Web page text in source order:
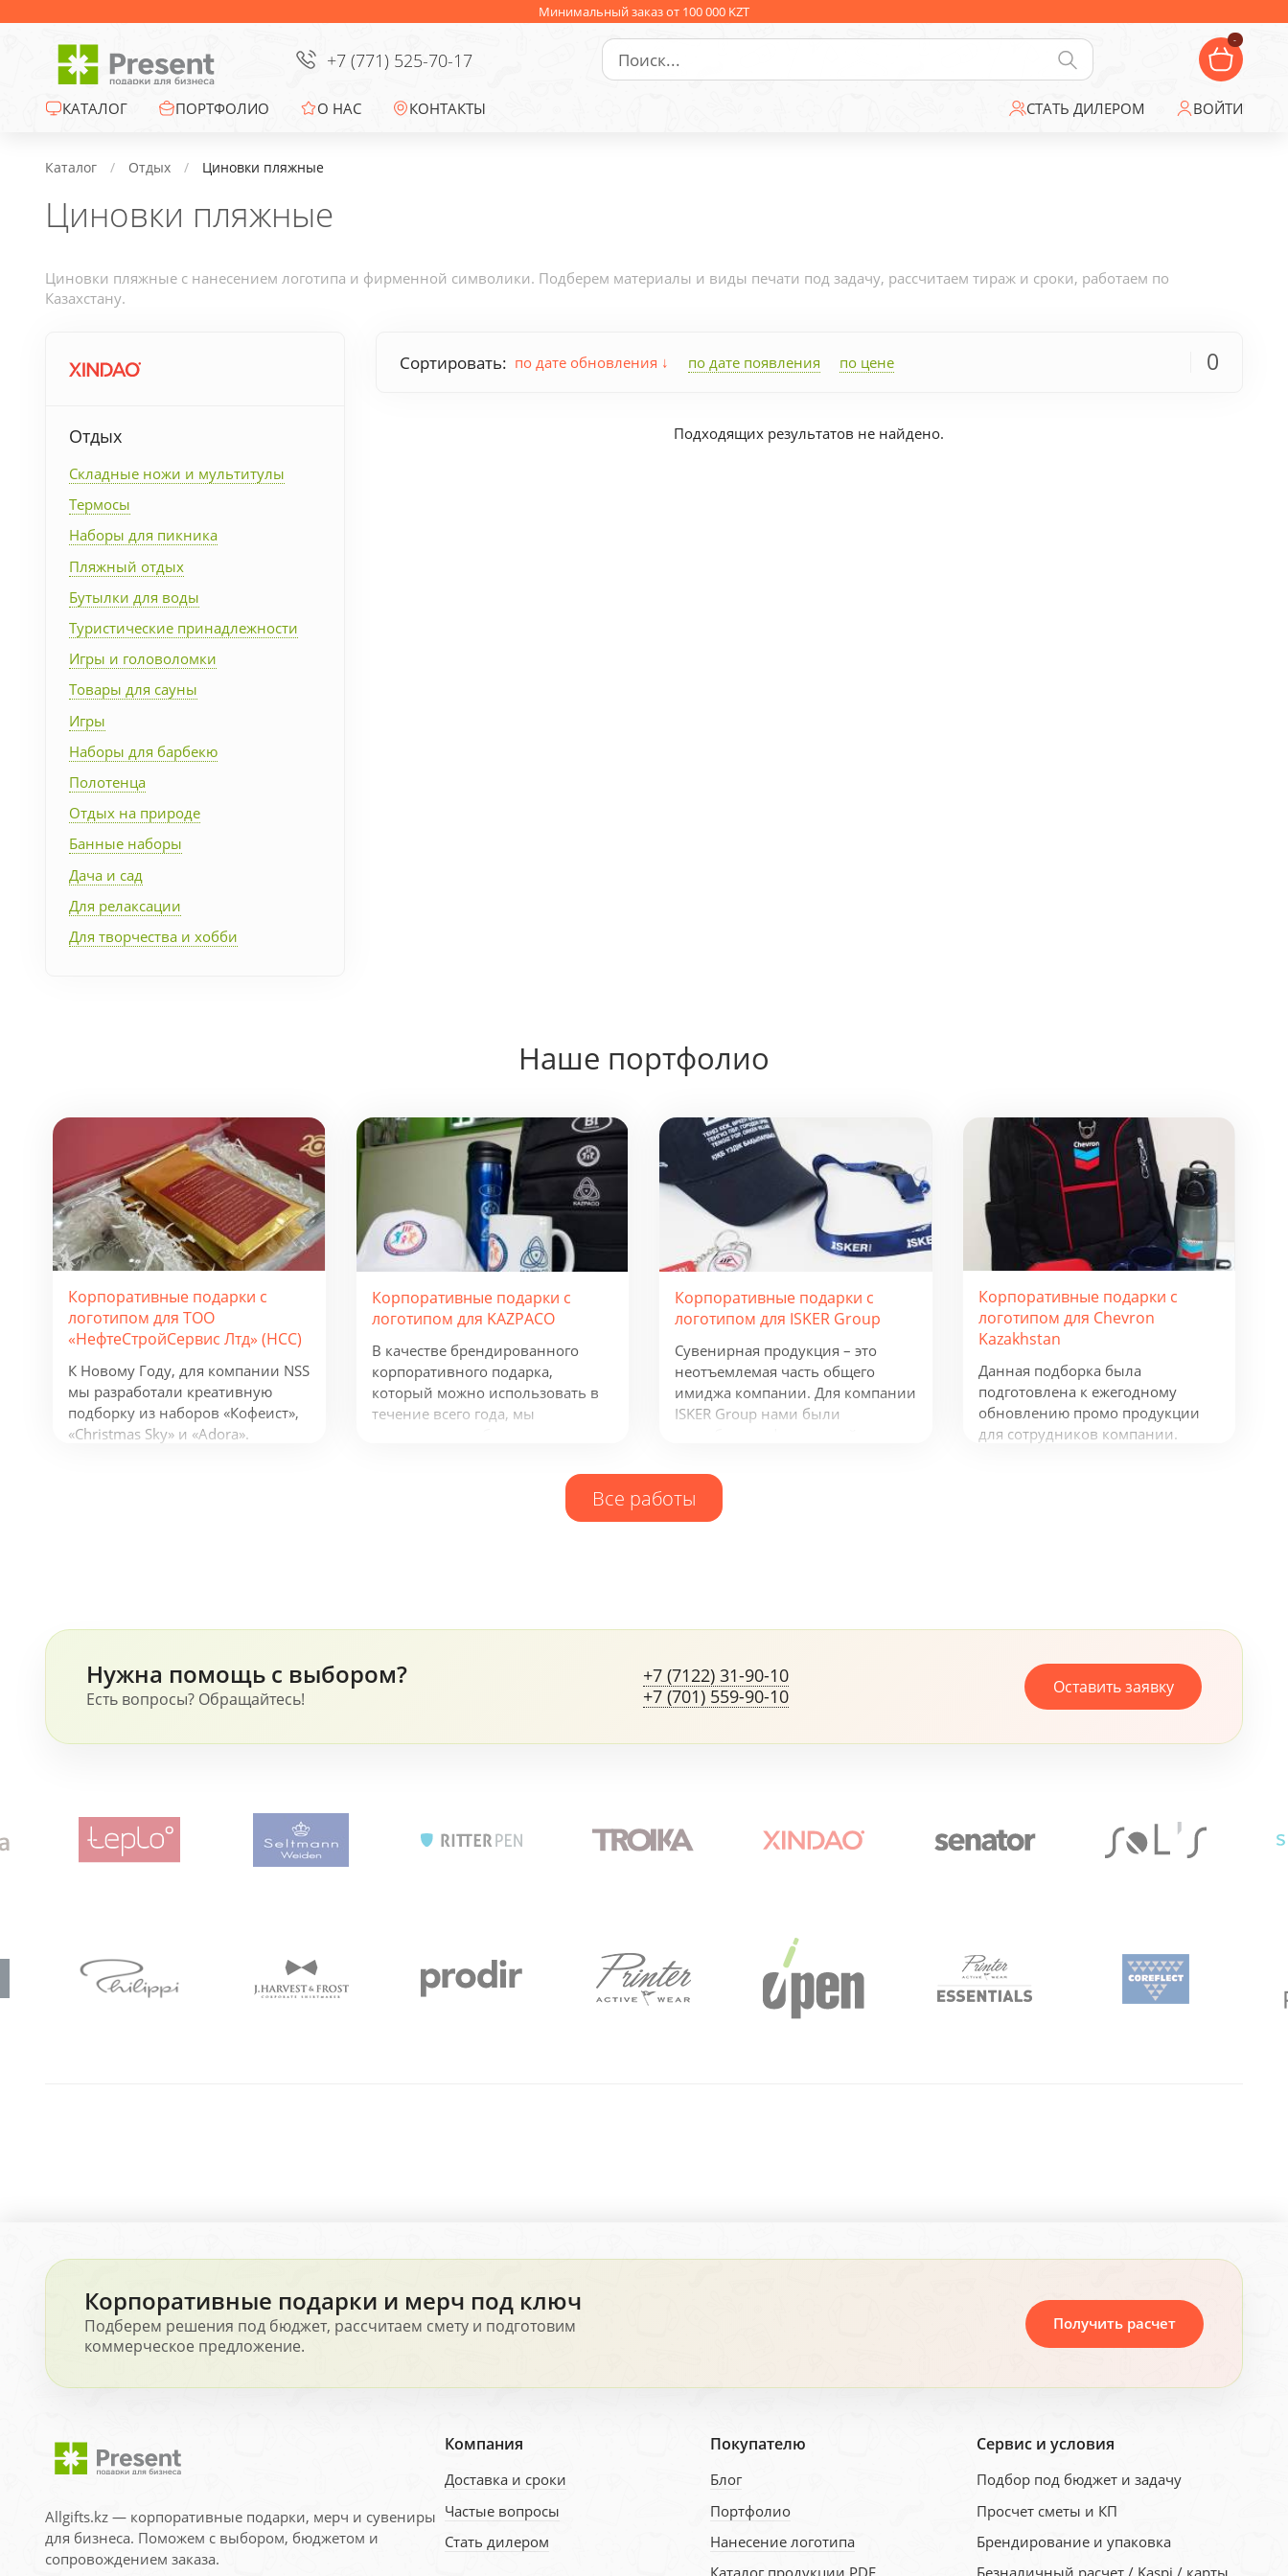
Минимальный заказ от 100 000 KZT
+7 (771) 525-70-17
-
КАТАЛОГ
Офисные сувениры
Зонты
Промо-сувениры
Электроника
Сувениры к
Упаковка
Подарочные наборы
Личные аксессуары
Деловые подарки
Съедобные подарки с
логотипом
ПОРТФОЛИО О НАС КОНТАКТЫ СТАТЬ ДИЛЕРОМ ВОЙТИ
Каталог Отдых Циновки пляжные
Циновки пляжные
Циновки пляжные с нанесением логотипа и фирменной символики. Подберем материалы и виды печати под задачу, рассчитаем тираж и сроки, работаем по
Казахстану.
Отдых
Складные ножи и мультитулы
Термосы
Наборы для пикника
Пляжный отдых
Бутылки для воды
Туристические принадлежности
Игры и головоломки
Товары для сауны
Игры
Наборы для барбекю
Полотенца
Отдых на природе
Банные наборы
Дача и сад
Для релаксации
Для творчества и хобби
Сортировать: по дате обновления по дате появления по цене 0
Подходящих результатов не найдено.
Наше портфолио
Корпоративные подарки с
логотипом для ТОО
«НефтеСтройСервис Лтд» (НСС)
К Новому Году, для компании NSS
мы разработали креативную
подборку из наборов «Кофеист»,
«Christmas Sky» и «Adora».
Корпоративные подарки с
логотипом для KAZPACO
В качестве брендированного
корпоративного подарка,
который можно использовать в
течение всего года, мы
Корпоративные подарки с
логотипом для ISKER Group
Сувенирная продукция – это
неотъемлемая часть общего
имиджа компании. Для компании
ISKER Group нами были
многое другое.
Корпоративные подарки с
логотипом для Chevron
Kazakhstan
Данная подборка была
подготовлена к ежегодному
обновлению промо продукции
для сотрудников компании.
Все работы
Нужна помощь с выбором?
Есть вопросы? Обращайтесь!
+7 (7122) 31-90-10
+7 (701) 559-90-10
Оставить заявку
Корпоративные подарки и мерч под ключ
Подберем решения под бюджет, рассчитаем смету и подготовим
коммерческое предложение.
Получить расчет
Allgifts.kz — корпоративные подарки, мерч и сувениры
для бизнеса. Поможем с выбором, бюджетом и
сопровождением заказа.
Компания
Доставка и сроки
Частые вопросы
Стать дилером
Покупателю
Блог
Портфолио
Нанесение логотипа
Каталог продукции PDF
Сервис и условия
Подбор под бюджет и задачу
Просчет сметы и КП
Брендирование и упаковка
Безналичный расчет / Kaspi / карты